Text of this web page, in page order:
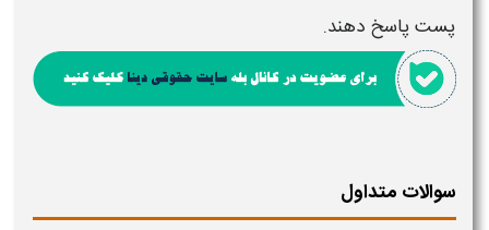
پستپاسخ دهند.
سوالات متداول